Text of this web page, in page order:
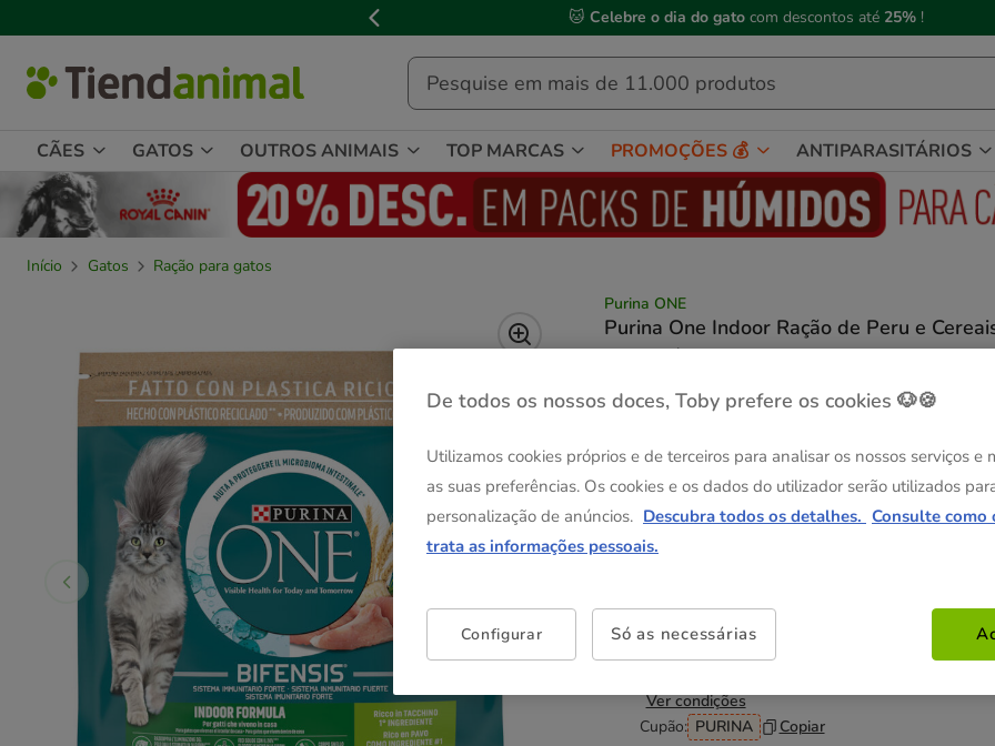
de
mensagem,
📅 Compre até às13h00 e receba a sua encomenda nopróximo dia útil
CÃES GATOS OUTROS ANIMAIS TOP MARCAS PROMOÇÕES 💰 ANTIPARASITÁRIOS
Início Gatos
Ração para gatos
Purina ONE
Purina One Indoor Ração de Peru e
para gatos
1.5 kg
-50% na 2ª un.
14.59€
(9.73€ / kg)
Ver condições
Cupão: PURINA Copiar
De todos os nossos doces, Toby prefere os cookies 🐶🍪
Utilizamos cookies próprios e de terceiros para analisar os nossos serviços e
as suas preferências. Os cookies e os dados do utilizador serão utilizados
personalização de anúncios. Descubra todos os detalhes. Consulte como
trata as informações pessoais.
Configurar Só as necessárias